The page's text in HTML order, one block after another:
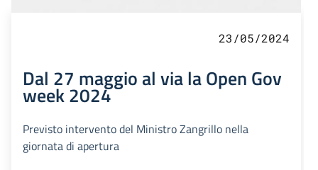
23/05/2024
Dal 27 maggio al via la Open Gov
week 2024
Previsto intervento del Ministro Zangrillo nella
giornata di apertura